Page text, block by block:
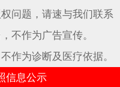
问题，请速与我们联系
不作为广告宣传。
作为诊断及医疗依据。
信息公示